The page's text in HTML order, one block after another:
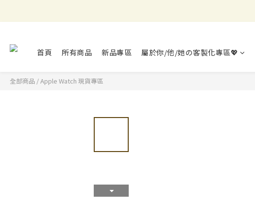
首頁 所有商品 新品專區 屬於你/他/她の客製化專區💖
全部商品 /Apple Watch 現貨專區